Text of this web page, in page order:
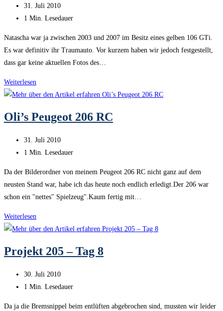
I
Beitrag
veröffentlicht:
31. Juli 2010
Lesedauer:
1 Min. Lesedauer
Natascha war ja zwischen 2003 und 2007 im Besitz eines gelben 106 GTi.
Es war definitiv ihr Traumauto. Vor kurzem haben wir jedoch festgestellt,
dass gar keine aktuellen Fotos des…
Weiterlesen
gelber
106
Oli’s Peugeot 206 RC
Beitrag
veröffentlicht:
31. Juli 2010
Lesedauer:
1 Min. Lesedauer
Da der Bilderordner von meinem Peugeot 206 RC nicht ganz auf dem
neusten Stand war, habe ich das heute noch endlich erledigt.Der 206 war
schon ein "nettes" Spielzeug".Kaum fertig mit…
Weiterlesen
Peugeot
RC
Projekt 205 – Tag 8
Beitrag
veröffentlicht:
30. Juli 2010
Lesedauer:
1 Min. Lesedauer
Da ja die Bremsnippel beim entlüften abgebrochen sind, mussten wir leider